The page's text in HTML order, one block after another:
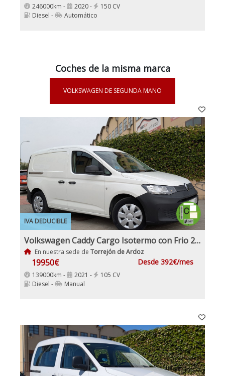
246000km - 2020 -
150 CV
Diesel -
Automático
Coches de la misma marca
VOLKSWAGEN DE SEGUNDA MANO
IVA DEDUCIBLE
Volkswagen Caddy Cargo Isotermo con Frio 2.0Tdi 102Cv Nuevo Modelo IVA y Garantía Inc Nacional
En nuestra sede de Torrejón de Ardoz
19950€ Desde 392€/mes
139000km - 2021 -
105 CV
Diesel -
Manual